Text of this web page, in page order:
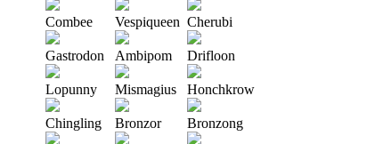
Combee Vespiqueen Cherubi
Gastrodon Ambipom Drifloon
Lopunny Mismagius Honchkrow
Chingling Bronzor Bronzong